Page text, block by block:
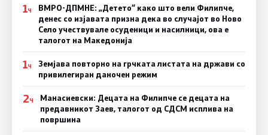
1Ч
ВМРО-ДПМНЕ: „Детето“ како што вели Филипче,
денес со изјавата призна дека во случајот во Ново
Село учествувале осуденици и насилници, ова е
талогот на Македонија
1Ч
Земјава повторно на грчката листата на држави со
привилегиран даночен режим
2Ч
Манасиевски: Децата на Филипче се децата на
предавникот Заев, талогот од СДСМ исплива на
површина